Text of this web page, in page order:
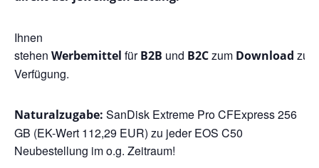
Ihnen
stehen Werbemittel fürB2B und B2Czum Download zur
Verfügung.
Naturalzugabe: SanDisk Extreme Pro CFExpress 256
GB (EK-Wert 112,29 EUR) zu jeder EOS C50
Neubestellung im o.g. Zeitraum!